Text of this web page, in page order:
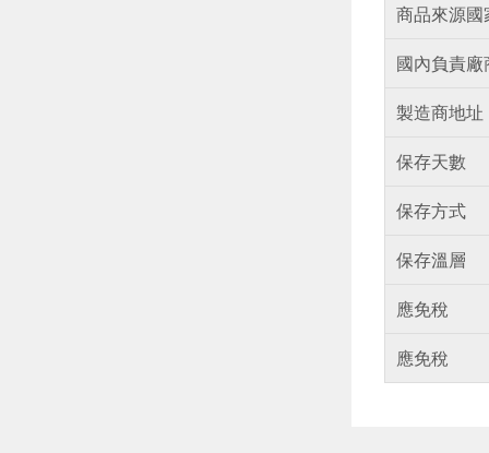
商品來源國
國內負責
製造商地址
保存天數
保存方式
保存溫層
應免稅
應免稅